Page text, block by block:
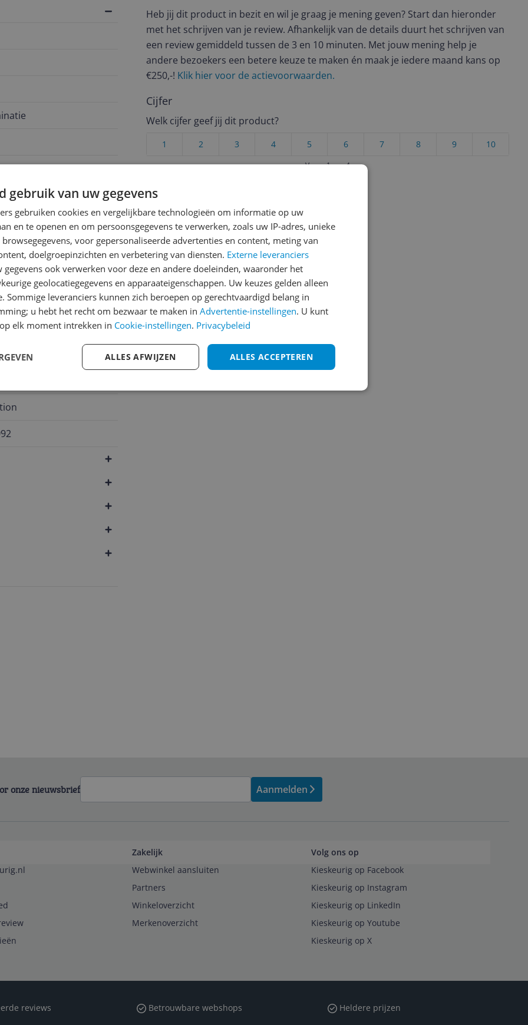
Heb jij dit product in bezit en wil je graag je mening geven? Start dan hieronder
met het schrijven van je review. Afhankelijk van de details duurt het schrijven van
een review gemiddeld tussen de 3 en 10 minuten. Met jouw mening help je
andere bezoekers een betere keuze te maken én maak je iedere maand kans op
€250,-! Klik hier voor de actievoorwaarden.
Cijfer
Welk cijfer geef jij dit product?
10
9
8
7
6
5
4
3
2
1
Vraag 1 van 4
onze nieuwsbrief Aanmelden
Zakelijk
Webwinkel aansluiten
Partners
Winkeloverzicht
Merkenoverzicht
Volg ons op
Kieskeurig op Facebook
Kieskeurig op Instagram
Kieskeurig op LinkedIn
Kieskeurig op Youtube
Kieskeurig op X
reviews Betrouwbare webshops Heldere prijzen
gebruik van uw gegevens
gebruiken cookies en vergelijkbare technologieën om informatie op uw
en te openen en om persoonsgegevens te verwerken, zoals uw IP-adres, unieke
voor gepersonaliseerde advertenties en content, meting van
doelgroepinzichten en verbetering van diensten. Externe leveranciers
gegevens ook verwerken voor deze en andere doeleinden, waaronder het
geolocatiegegevens en apparaateigenschappen. Uw keuzes gelden alleen
Sommige leveranciers kunnen zich beroepen op gerechtvaardigd belang in
u hebt het recht om bezwaar te maken in Advertentie-instellingen. U kunt
elk moment intrekken in Cookie-instellingen. Privacybeleid
ALLES ACCEPTEREN
ALLES AFWIJZEN